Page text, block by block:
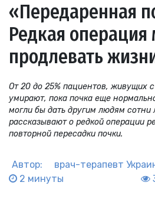
«Передаренная
Редкая операция
продлевать
От 20 до 25% пациентов, живущих
умирают, пока почка еще
могли бы дать другим людям сотни
рассказывают о редкой операции
повторной пересадки почки.
Автор: врач-терапевт
2 минуты